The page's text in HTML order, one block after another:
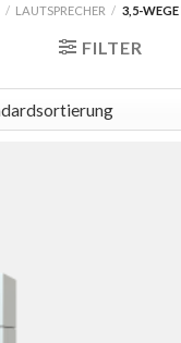
/ LAUTSPRECHER / 3,5-WEGE
FILTER